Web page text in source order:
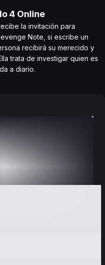
4 Online
la invitación para
Note, si escribe un
recibirá su merecido y
trata de investigar quien es
a diario.